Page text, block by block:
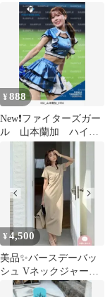
¥888
New❗ファイターズガー
ル 山本蘭加 ハイラ
イトフォト 7/2 エス
コン 新品
¥4,500
美品✨バースデーバッ
シュ Vネックジャージ
ーワンピース ベージュ